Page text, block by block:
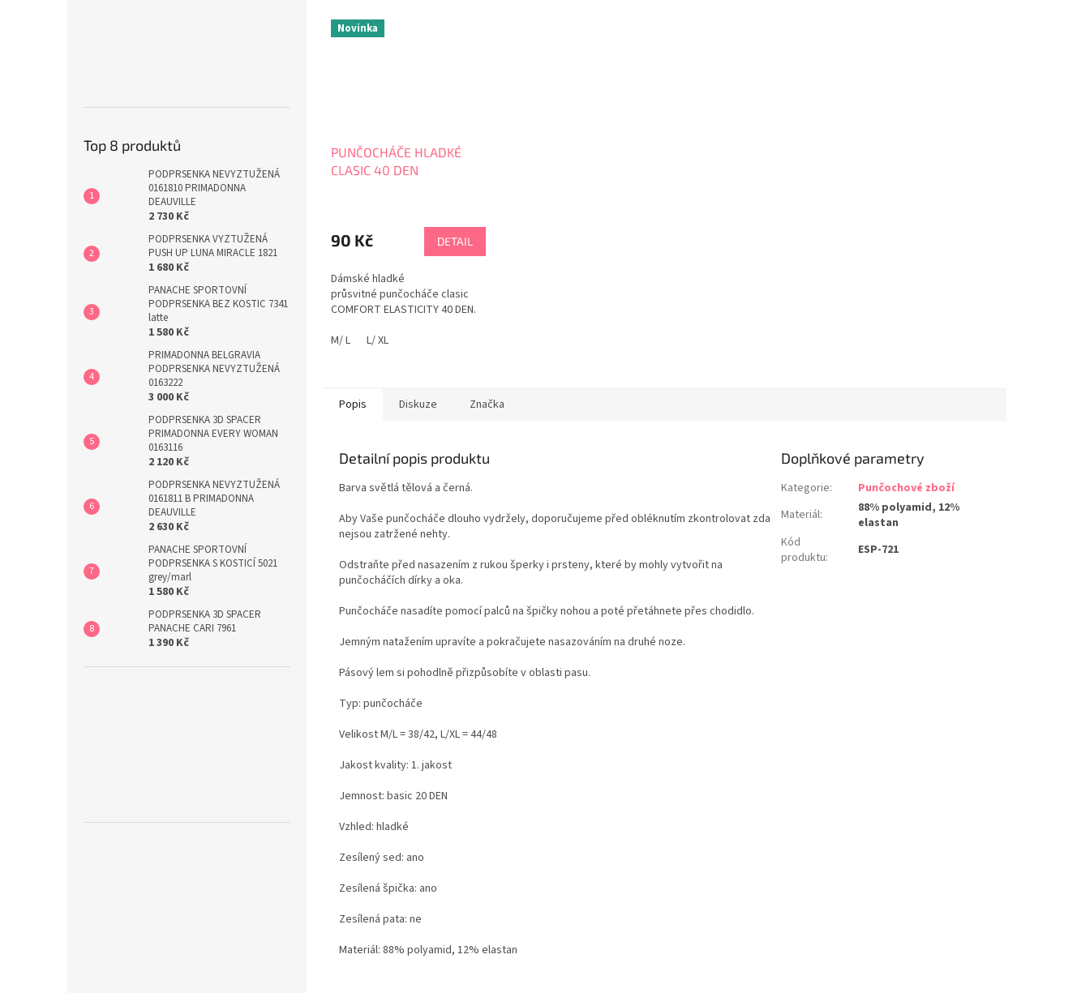
Top 8 produktů
PODPRSENKA NEVYZTUŽENÁ
0161810 PRIMADONNA
DEAUVILLE
2 730 Kč
PODPRSENKA VYZTUŽENÁ
PUSH UP LUNA MIRACLE 1821
1 680 Kč
PANACHE SPORTOVNÍ
PODPRSENKA BEZ KOSTIC 7341
latte
1 580 Kč
PRIMADONNA BELGRAVIA
PODPRSENKA NEVYZTUŽENÁ
0163222
3 000 Kč
PODPRSENKA 3D SPACER
PRIMADONNA EVERY WOMAN
0163116
2 120 Kč
PODPRSENKA NEVYZTUŽENÁ
0161811 B PRIMADONNA
DEAUVILLE
2 630 Kč
PANACHE SPORTOVNÍ
PODPRSENKA S KOSTICÍ 5021
grey/marl
1 580 Kč
PODPRSENKA 3D SPACER
PANACHE CARI 7961
1 390 Kč
Novinka
PUNČOCHÁČE HLADKÉ
CLASIC 40 DEN
90 Kč DETAIL
Dámské hladké
průsvitné punčocháče clasic
COMFORT ELASTICITY 40 DEN.
M/ L
L/ XL
Popis Diskuze Značka
Detailní popis produktu
Barva světlá tělová a černá.
Aby Vaše punčocháče dlouho vydržely, doporučujeme před obléknutím zkontrolovat zda
nejsou zatržené nehty.
Odstraňte před nasazením z rukou šperky i prsteny, které by mohly vytvořit na
punčocháčích dírky a oka.
Punčocháče nasadíte pomocí palců na špičky nohou a poté přetáhnete přes chodidlo.
Jemným natažením upravíte a pokračujete nasazováním na druhé noze.
Pásový lem si pohodlně přizpůsobíte v oblasti pasu.
Typ: punčocháče
Velikost M/L = 38/42, L/XL = 44/48
Jakost kvality: 1. jakost
Jemnost: basic 20 DEN
Vzhled: hladké
Zesílený sed: ano
Zesílená špička: ano
Zesílená pata: ne
Materiál: 88% polyamid, 12% elastan
Doplňkové parametry
Kategorie:
Punčochové zboží
Materiál:
88% polyamid, 12%
elastan
Kód
produktu: ESP-721